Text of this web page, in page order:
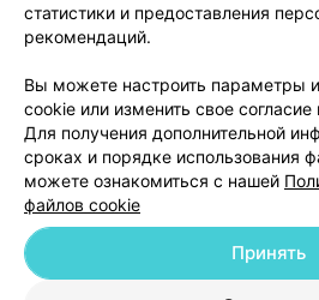
Написать
Персональные
Обработка
© 2026 ООО «Артокс Лаб», УНП 191700409|
статистики и предоставления
рекомендаций.
Вы можете настроить параметры
cookie или изменить свое
Для получения дополнительной
сроках и порядке использования
можете ознакомиться с нашей
файлов cookie
Принять